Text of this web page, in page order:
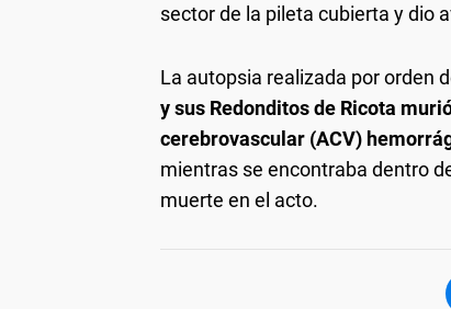
sector de la pileta cubierta y dio
La autopsia realizada por orden
y sus Redonditos de Ricota
cerebrovascular (ACV)
mientras se encontraba dentro
muerte en el acto.